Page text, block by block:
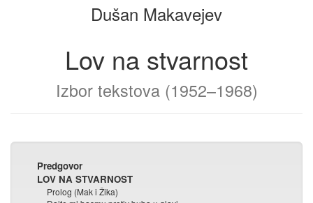
Dušan Makavejev
Lov na stvarnost
Izbor tekstova (1952–1968)
Predgovor
LOV NA STVARNOST
Prolog (Mak i Žika)